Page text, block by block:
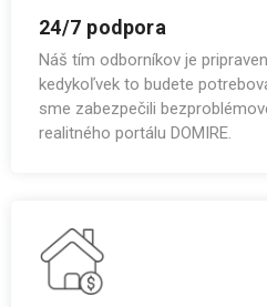
24/7 podpora
Náš tím odborníkov je
kedykoľvek to budete
sme zabezpečili
realitného portálu DOMIRE.